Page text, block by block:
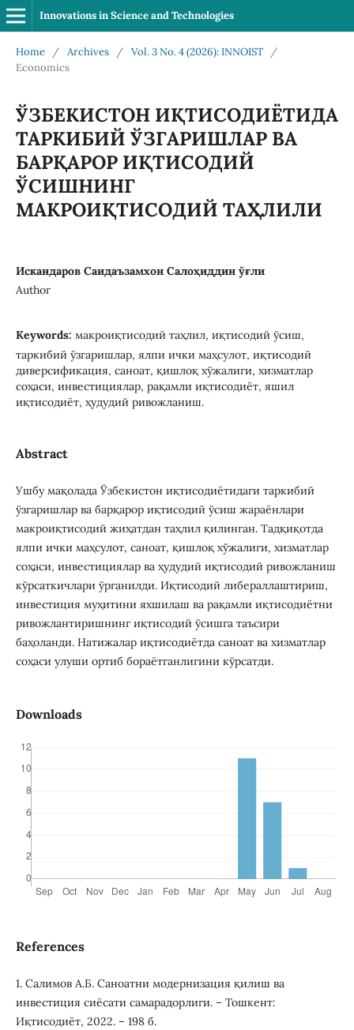
Innovations in Science and Technologies
Home / Archives / Vol. 3 No. 4 (2026): INNOIST
/
Economics
ЎЗБЕКИСТОН ИҚТИСОДИЁТИДА
ТАРКИБИЙ ЎЗГАРИШЛАР ВА
БАРҚАРОР ИҚТИСОДИЙ
ЎСИШНИНГ
МАКРОИҚТИСОДИЙ ТАҲЛИЛИ
Искандаров Саидаъзамхон Салоҳиддин ўғли
Author
Keywords: макроиқтисодий таҳлил, иқтисодий ўсиш,
таркибий ўзгаришлар, ялпи ички маҳсулот, иқтисодий
диверсификация, саноат, қишлоқ хўжалиги, хизматлар
соҳаси, инвестициялар, рақамли иқтисодиёт, яшил
иқтисодиёт, ҳудудий ривожланиш.
Abstract
Ушбу мақолада Ўзбекистон иқтисодиётидаги таркибий
ўзгаришлар ва барқарор иқтисодий ўсиш жараёнлари
макроиқтисодий жиҳатдан таҳлил қилинган. Тадқиқотда
ялпи ички маҳсулот, саноат, қишлоқ хўжалиги, хизматлар
соҳаси, инвестициялар ва ҳудудий иқтисодий ривожланиш
кўрсаткичлари ўрганилди. Иқтисодий либераллаштириш,
инвестиция муҳитини яхшилаш ва рақамли иқтисодиётни
ривожлантиришнинг иқтисодий ўсишга таъсири
баҳоланди. Натижалар иқтисодиётда саноат ва хизматлар
соҳаси улуши ортиб бораётганлигини кўрсатди.
Downloads
References
1. Салимов А.Б. Саноатни модернизация қилиш ва
инвестиция сиёсати самарадорлиги. – Тошкент:
Иқтисодиёт, 2022. – 198 б.